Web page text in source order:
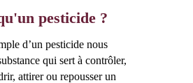
pesticide ?
d’un pesticide nous
qui sert à contrôler,
attirer ou repousser un